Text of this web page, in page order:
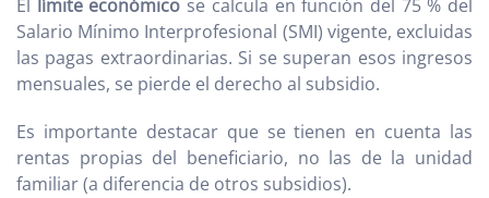
El límite económico se calcula en función del 75 % del
Salario Mínimo Interprofesional (SMI) vigente, excluidas
las pagas extraordinarias. Si se superan esos ingresos
mensuales, se pierde el derecho al subsidio.
Es importante destacar que se tienen en cuenta las
rentas propias del beneficiario, no las de la unidad
familiar (a diferencia de otros subsidios).